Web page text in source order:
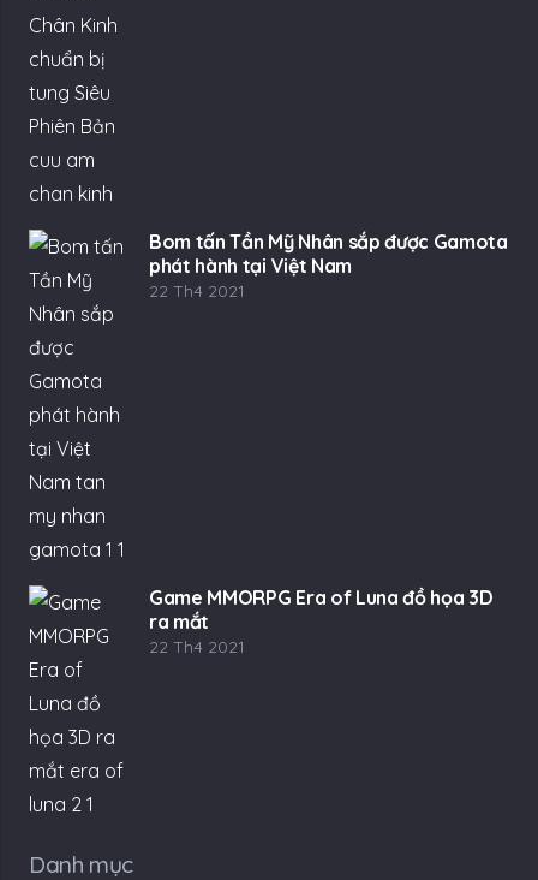
Bom tấn Tần Mỹ Nhân sắp được Gamota
phát hành tại Việt Nam
22 Th4 2021
Game MMORPG Era of Luna đồ họa 3D
ra mắt
22 Th4 2021
Danh mục